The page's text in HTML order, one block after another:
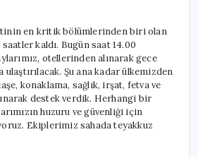
en kritik bölümlerinden biri olan
kaldı. Bugün saat 14.00
otellerinden alınarak gece
ulaştırılacak. Şu ana kadar ülkemizden
konaklama, sağlık, irşat, fetva ve
destek verdik. Herhangi bir
huzuru ve güvenliği için
Ekiplerimiz sahada teyakkuz